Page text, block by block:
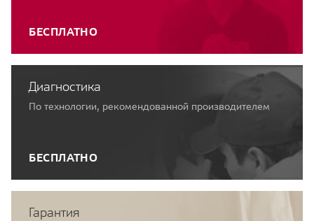
БЕСПЛАТНО
Диагностика
По технологии, рекомендованной производителем
БЕСПЛАТНО
Гарантия